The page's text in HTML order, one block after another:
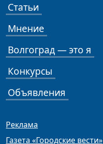
Статьи
Мнение
Волгоград — это я
Конкурсы
Объявления
Реклама
Газета «Городские вести»